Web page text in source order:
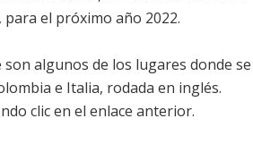
el próximo año 2022.
son algunos de los lugares donde se
e Italia, rodada en inglés.
clic en el enlace anterior.